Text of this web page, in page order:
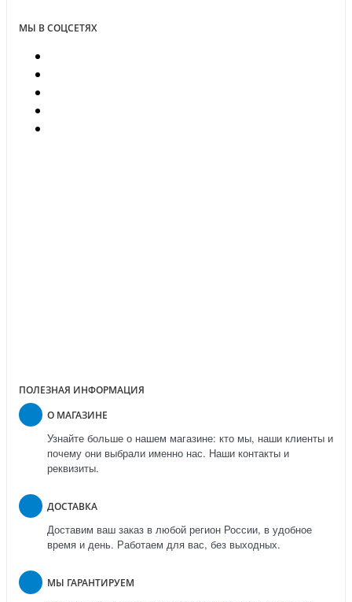
МЫ В СОЦСЕТЯХ
ПОЛЕЗНАЯ ИНФОРМАЦИЯ
О МАГАЗИНЕ
Узнайте больше о нашем магазине: кто мы, наши клиенты и
почему они выбрали именно нас. Наши контакты и
реквизиты.
ДОСТАВКА
Доставим ваш заказ в любой регион России, в удобное
время и день. Работаем для вас, без выходных.
МЫ ГАРАНТИРУЕМ